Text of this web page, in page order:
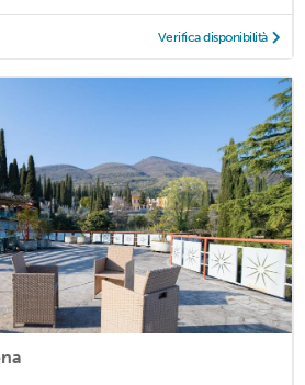
Verifica disponibilità